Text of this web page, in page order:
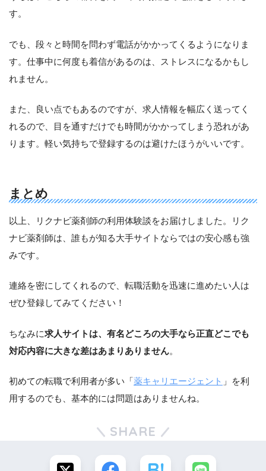
す。
でも、段々と時間を問わず電話がかかってくるようになりま
す。仕事中に何度も着信があるのは、ストレスになるかもし
れません。
また、良い点でもあるのですが、求人情報を幅広く送ってく
れるので、目を通すだけでも時間がかかってしまう恐れがあ
ります。軽い気持ちで登録するのは避けたほうがいいです。
まとめ
以上、リクナビ薬剤師の利用体験談をお届けしました。リク
ナビ薬剤師は、誰もが知る大手サイトならではの安心感も強
みです。
連絡を密にしてくれるので、転職活動を迅速に進めたい人は
ぜひ登録してみてください！
ちなみに求人サイトは、有名どころの大手なら正直どこでも
対応内容に大きな差はあまりありません。
初めての転職で利用者が多い「薬キャリエージェント 」を利
用するのでも、基本的には問題はありませんね。
SHARE